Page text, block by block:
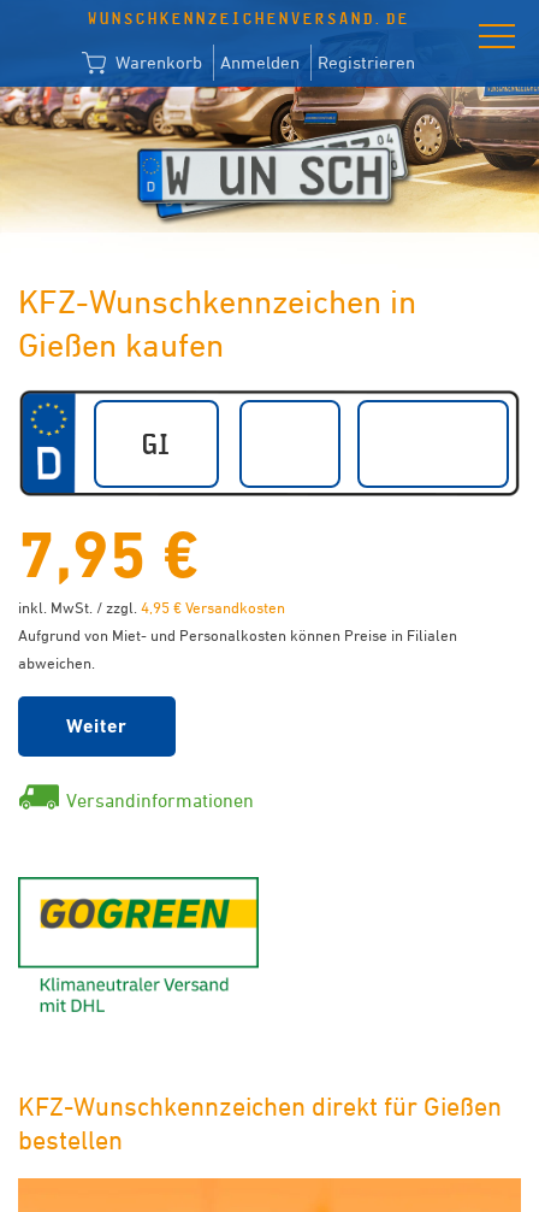
WUNSCHKENNZEICHENVERSAND.DE
Warenkorb Anmelden Registrieren
KFZ-Wunschkennzeichen in
Gießen kaufen
7,95 €
inkl. MwSt. / zzgl. 4,95 € Versandkosten
Aufgrund von Miet- und Personalkosten können Preise in Filialen
abweichen.
Weiter
Versandinformationen
KFZ-Wunschkennzeichen direkt für Gießen
bestellen